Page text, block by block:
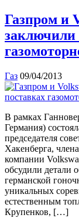
Газпром и
заключили
Газ 09/04/2013
В рамках
Германия)
председателя
Хакенберга,
компании
обсудили детали
германской
уникальных
естественным
Крупенков, […]